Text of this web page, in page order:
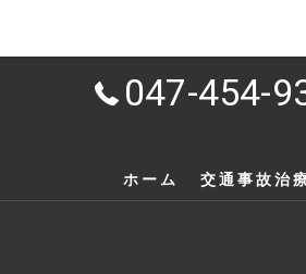
047-454-
ホーム 交通事故治